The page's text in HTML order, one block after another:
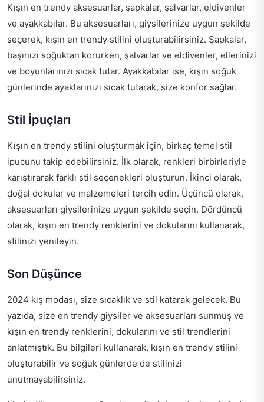
Kışın en trendy aksesuarlar, şapkalar, şalvarlar, eldivenler
ve ayakkabılar. Bu aksesuarları, giysilerinize uygun şekilde
seçerek, kışın en trendy stilini oluşturabilirsiniz. Şapkalar,
başınızı soğuktan korurken, şalvarlar ve eldivenler, ellerinizi
ve boyunlarınızı sıcak tutar. Ayakkabılar ise, kışın soğuk
günlerinde ayaklarınızı sıcak tutarak, size konfor sağlar.
Stil İpuçları
Kışın en trendy stilini oluşturmak için, birkaç temel stil
ipucunu takip edebilirsiniz. İlk olarak, renkleri birbirleriyle
karıştırarak farklı stil seçenekleri oluşturun. İkinci olarak,
doğal dokular ve malzemeleri tercih edin. Üçüncü olarak,
aksesuarları giysilerinize uygun şekilde seçin. Dördüncü
olarak, kışın en trendy renklerini ve dokularını kullanarak,
stilinizi yenileyin.
Son Düşünce
2024 kış modası, size sıcaklık ve stil katarak gelecek. Bu
yazıda, size en trendy giysiler ve aksesuarları sunmuş ve
kışın en trendy renklerini, dokularını ve stil trendlerini
anlatmıştık. Bu bilgileri kullanarak, kışın en trendy stilini
oluşturabilir ve soğuk günlerde de stilinizi
unutmayabilirsiniz.